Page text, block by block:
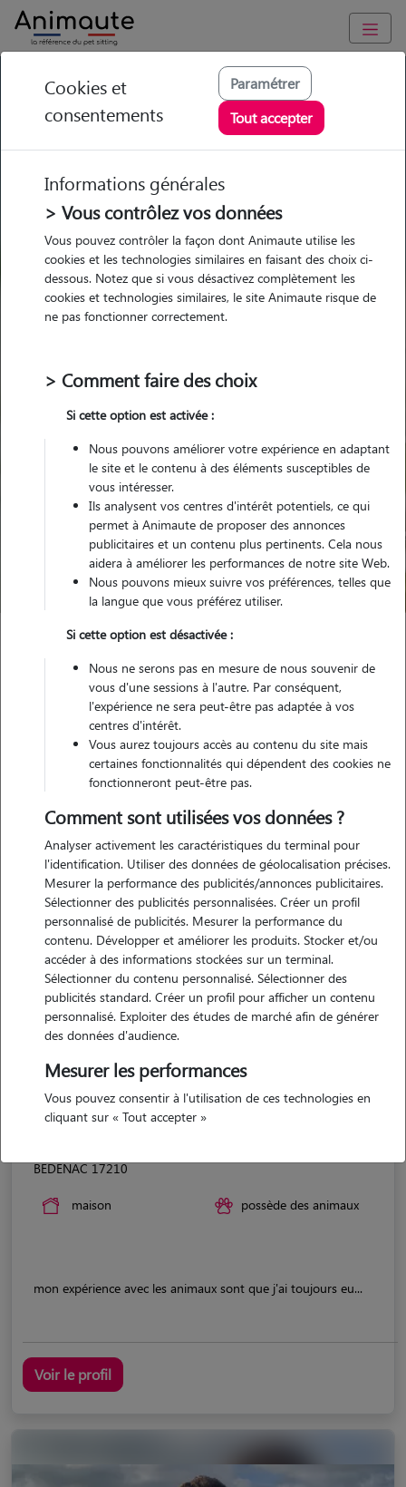
GARDE ANIMAUX à Montlieu-la-Garde : Garde chien et chat
en famille ou à domicile, visites et promenades
Trouvez une garde animaux à
Montlieu-la-Garde
Parmi nos 2 pet-sitters à Montlieu-
la-Garde
Pour quel animal ?
Trouver mon Pet Sitter
Charente-Maritime
Montlieu-la-Garde
Nos promeneurs et familles d'accueil
à Montlieu-la-Garde (17210)
BEDENAC 17210
maison possède des animaux
mon expérience avec les animaux sont que j'ai toujours eu...
Voir le profil
Cookies et
consentements
Paramétrer
Tout accepter
Informations générales
> Vous contrôlez vos données
Vous pouvez contrôler la façon dont Animaute utilise les
cookies et les technologies similaires en faisant des choix ci-
dessous. Notez que si vous désactivez complètement les
cookies et technologies similaires, le site Animaute risque de
ne pas fonctionner correctement.
> Comment faire des choix
Si cette option est activée :
Nous pouvons améliorer votre expérience en adaptant
le site et le contenu à des éléments susceptibles de
vous intéresser.
Ils analysent vos centres d'intérêt potentiels, ce qui
permet à Animaute de proposer des annonces
publicitaires et un contenu plus pertinents. Cela nous
aidera à améliorer les performances de notre site Web.
Nous pouvons mieux suivre vos préférences, telles que
la langue que vous préférez utiliser.
Si cette option est désactivée :
Nous ne serons pas en mesure de nous souvenir de
vous d'une sessions à l'autre. Par conséquent,
l'expérience ne sera peut-être pas adaptée à vos
centres d'intérêt.
Vous aurez toujours accès au contenu du site mais
certaines fonctionnalités qui dépendent des cookies ne
fonctionneront peut-être pas.
Comment sont utilisées vos données ?
Analyser activement les caractéristiques du terminal pour
l'identification. Utiliser des données de géolocalisation précises.
Mesurer la performance des publicités/annonces publicitaires.
Sélectionner des publicités personnalisées. Créer un profil
personnalisé de publicités. Mesurer la performance du
contenu. Développer et améliorer les produits. Stocker et/ou
accéder à des informations stockées sur un terminal.
Sélectionner du contenu personnalisé. Sélectionner des
publicités standard. Créer un profil pour afficher un contenu
personnalisé. Exploiter des études de marché afin de générer
des données d'audience.
Mesurer les performances
Vous pouvez consentir à l'utilisation de ces technologies en
cliquant sur « Tout accepter »